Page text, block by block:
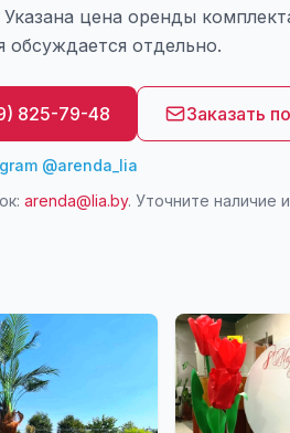
Указана цена оренды
обсуждается отдельно.
825-79-48 Заказать
@arenda_lia
arenda@lia.by. Уточните наличие